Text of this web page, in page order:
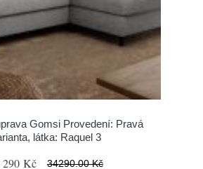
Gomsi Provedení: Pravá
látka: Raquel 3
290 Kč 34290.00 Kč